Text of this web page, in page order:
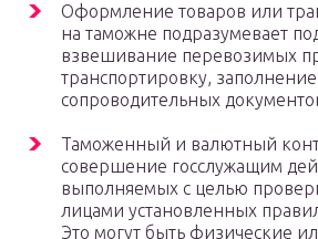
Оформление товаров или
на таможне подразумевает
взвешивание перевозимых
транспортировку, заполнение
сопроводительных
Таможенный и валютный
совершение госслужащим
выполняемых с целью
лицами установленных
Это могут быть физические